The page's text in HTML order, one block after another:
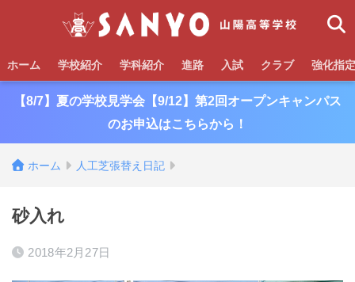
ホーム 学校紹介 学科紹介 進路 入試 クラブ 強化指
【8/7】夏の学校見学会【9/12】第2回オープンキャンパス
のお申込はこちらから！
ホーム 人工芝張替え日記
砂入れ
2018年2月27日